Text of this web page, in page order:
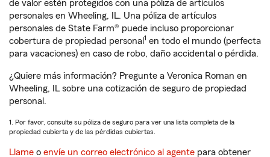
de valor estén protegidos con una póliza de artículos
personales en Wheeling, IL. Una póliza de artículos
personales de State Farm® puede incluso proporcionar
cobertura de propiedad personal 1 en todo el mundo (perfecta
para vacaciones) en caso de robo, daño accidental o pérdida.
¿Quiere más información? Pregunte a Veronica Roman en
Wheeling, IL sobre una cotización de seguro de propiedad
personal.
1. Por favor, consulte su póliza de seguro para ver una lista completa de la
propiedad cubierta y de las pérdidas cubiertas.
Llame o envíe un correo electrónico al agente para obtener